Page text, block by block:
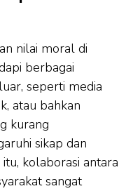
nilai moral di
berbagai
seperti media
atau bahkan
kurang
sikap dan
kolaborasi antara
sangat